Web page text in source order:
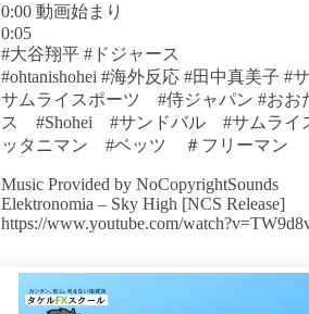
0:00 動画始まり
0:05
#大谷翔平 #ドジャース
#ohtanishohei #海外反応 #田中真美子
サムライスポーツ #侍ジャパン #お
ス #Shohei #サンドバル #サムライ
ッタニマン #ベッツ ＃フリーマン
Music Provided by NoCopyrightSounds
Elektronomia – Sky High [NCS Release]
https://www.youtube.com/